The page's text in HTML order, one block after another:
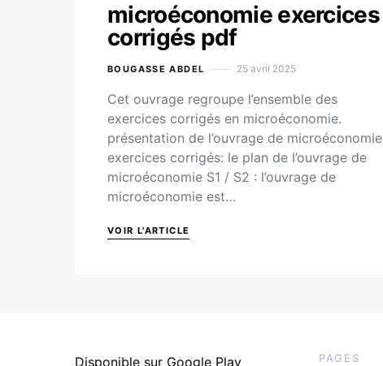
microéconomie exercices
corrigés pdf
BOUGASSE ABDEL 25 avril 2025
Cet ouvrage regroupe l’ensemble des
exercices corrigés en microéconomie.
présentation de l’ouvrage de microéconomie
exercices corrigés: le plan de l’ouvrage de
microéconomie S1 / S2 : l’ouvrage de
microéconomie est…
VOIR L'ARTICLE
Disponible sur Google Play PAGES